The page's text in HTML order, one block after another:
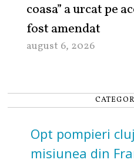
coasa” a urcat pe
fost amendat
august 6, 2026
Opt pompieri
misiunea din